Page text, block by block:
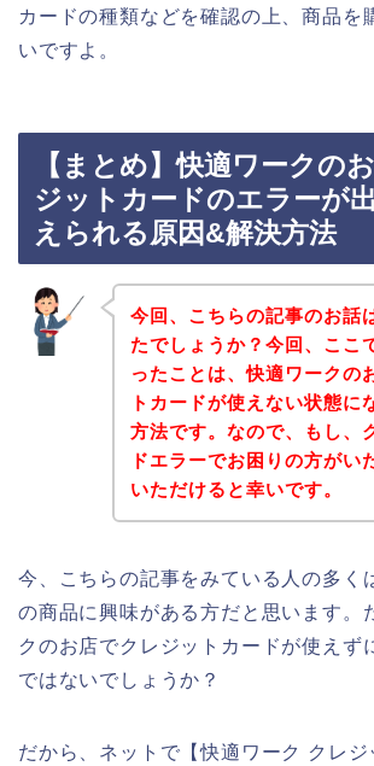
カードの種類などを確認の上、商品を
いですよ。
【まとめ】快適ワークの
ジットカードのエラーが
えられる原因&解決方法
今回、こちらの記事のお話
たでしょうか？今回、ここ
ったことは、快適ワークの
トカードが使えない状態に
方法です。なので、もし、
ドエラーでお困りの方がい
いただけると幸いです。
今、こちらの記事をみている人の多く
の商品に興味がある方だと思います。
クのお店でクレジットカードが使えず
ではないでしょうか？
だから、ネットで【快適ワーク クレジ